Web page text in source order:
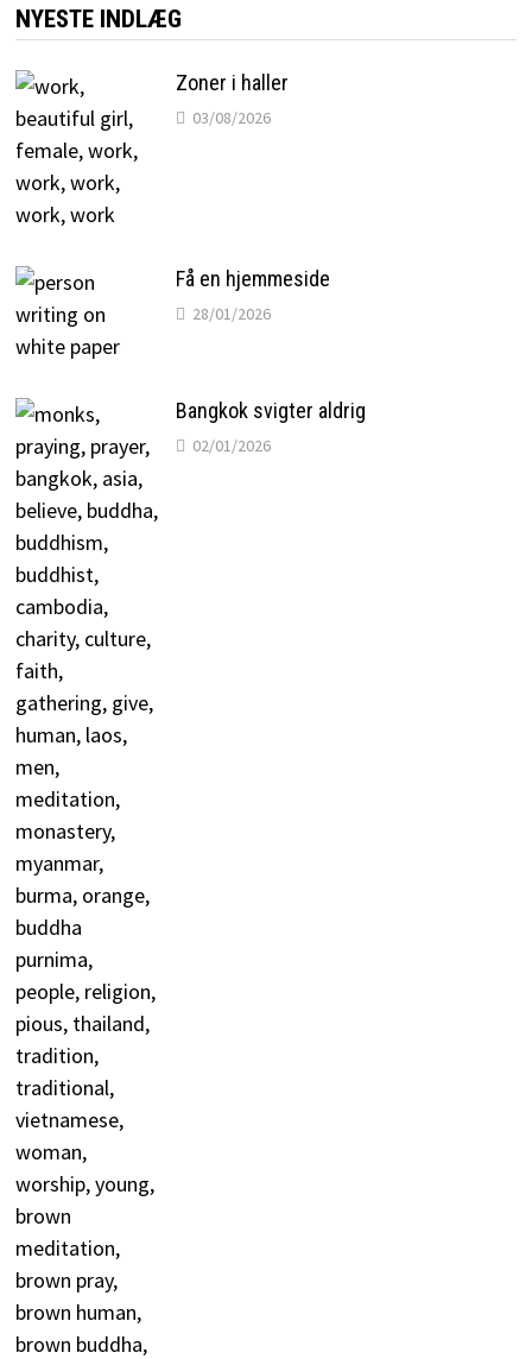
NYESTE INDLÆG
Zoner i haller
03/08/2026
Få en hjemmeside
28/01/2026
Bangkok svigter aldrig
02/01/2026